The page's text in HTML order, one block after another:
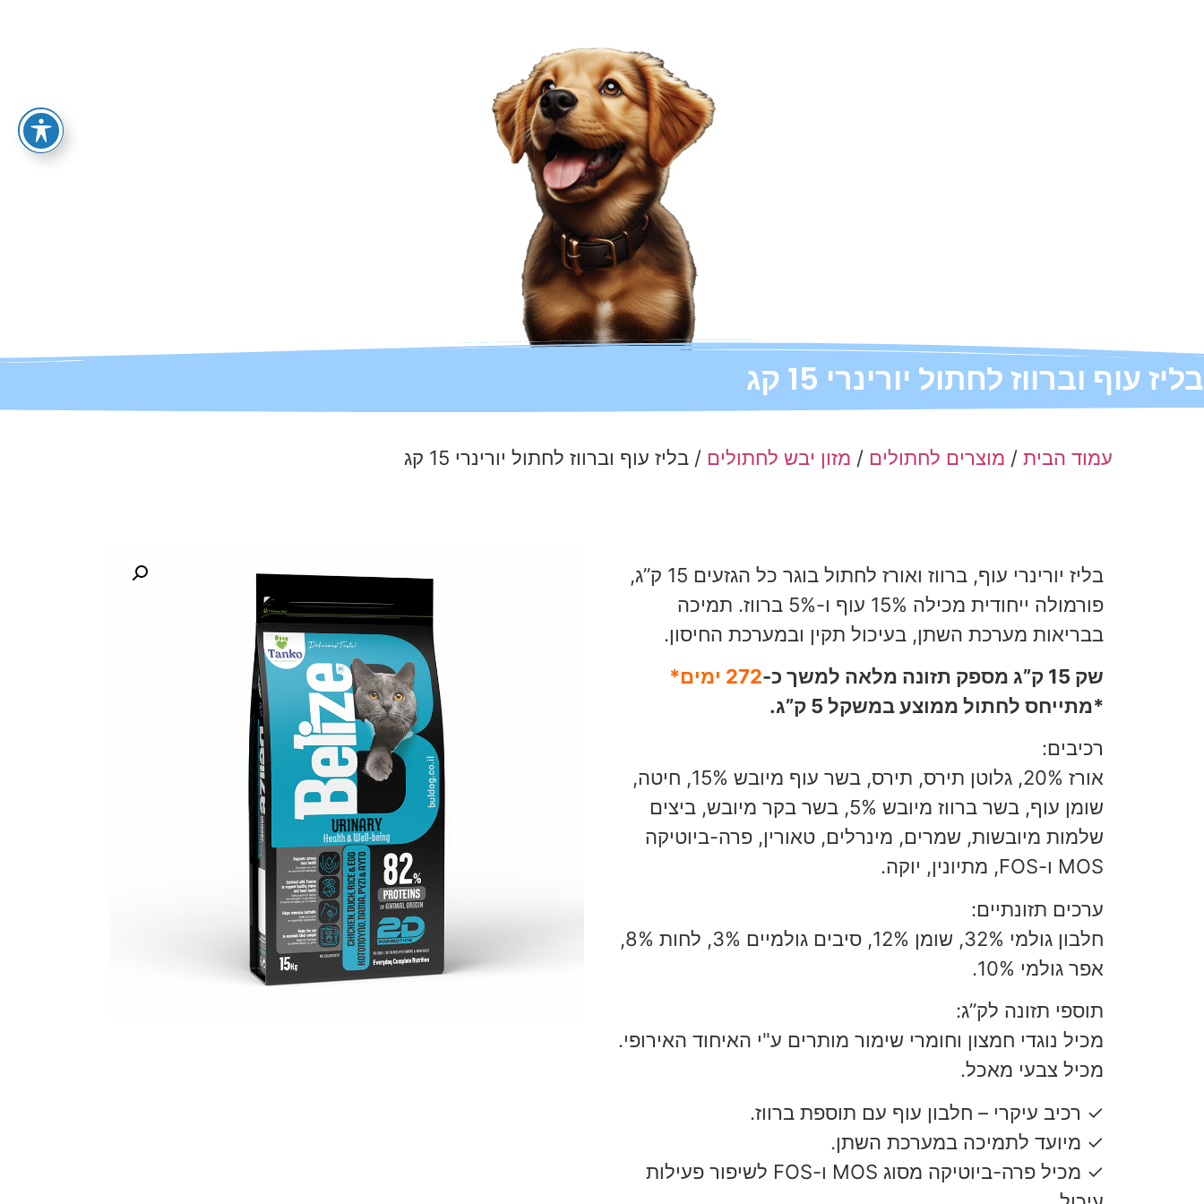
בליז עוף וברווז לחתול יורינרי 15 קג
עמוד הבית / מוצרים לחתולים / מזון יבש לחתולים / בליז עוף וברווז לחתול יורינרי 15 קג
בליז יורינרי עוף, ברווז ואורז לחתול בוגר כל הגזעים 15 ק”ג,
פורמולה ייחודית מכילה 15% עוף ו-5% ברווז. תמיכה
בבריאות מערכת השתן, בעיכול תקין ובמערכת החיסון.
שק 15 ק”ג מספק תזונה מלאה למשך כ-
272 ימים*
*מתייחס לחתול ממוצע במשקל 5 ק”ג.
רכיבים:
אורז 20%, גלוטן תירס, תירס, בשר עוף מיובש 15%, חיטה,
שומן עוף, בשר ברווז מיובש 5%, בשר בקר מיובש, ביצים
שלמות מיובשות, שמרים, מינרלים, טאורין, פרה-ביוטיקה
MOS ו-FOS, מתיונין, יוקה.
ערכים תזונתיים:
חלבון גולמי 32%, שומן 12%, סיבים גולמיים 3%, לחות 8%,
אפר גולמי 10%.
תוספי תזונה לק”ג:
מכיל נוגדי חמצון וחומרי שימור מותרים ע"י האיחוד האירופי.
מכיל צבעי מאכל.
✓ רכיב עיקרי – חלבון עוף עם תוספת ברווז.
✓ מיועד לתמיכה במערכת השתן.
✓ מכיל פרה-ביוטיקה מסוג MOS ו-FOS לשיפור פעילות